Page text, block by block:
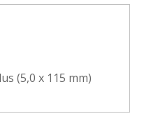
(5,0 x 115 mm)